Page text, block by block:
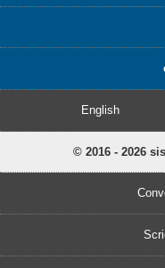
English
© 2016 - 2026